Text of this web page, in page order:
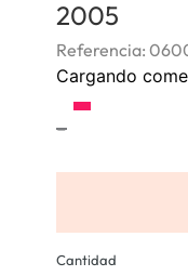
2005
Referencia:
Cargando
-
Cantidad